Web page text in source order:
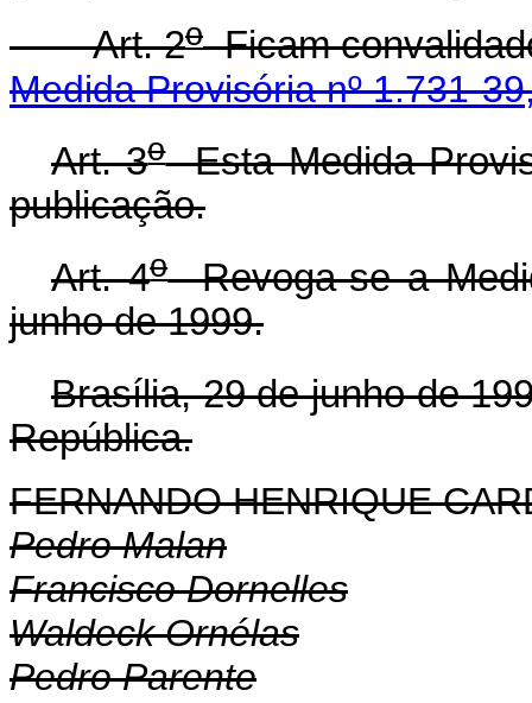
Art. 2oFicam
Medida Provisória nº 1.731-
Art. 3oEsta Medida
publicação.
Art. 4oRevoga-se a
junho de 1999.
Brasília, 29 de junho de
República.
FERNANDO HENRIQUE
Pedro Malan
Francisco Dornelles
Waldeck Ornélas
Pedro Parente